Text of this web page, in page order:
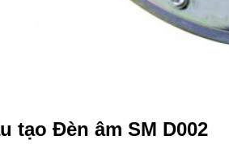
tạo Đèn âm SM D002